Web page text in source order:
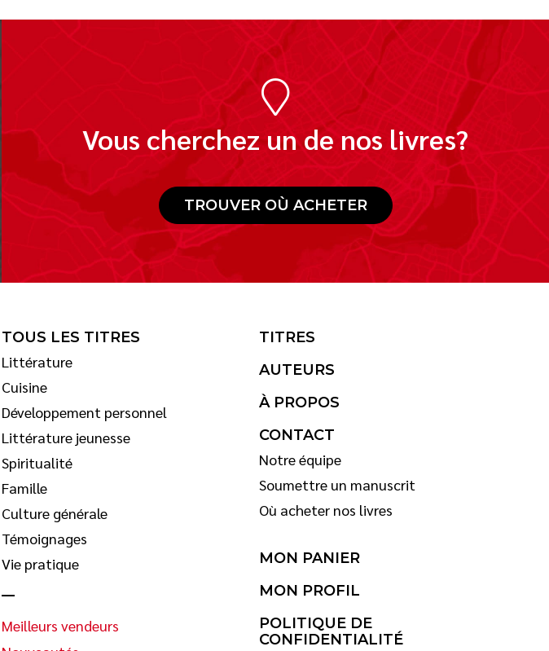
Vous cherchez un de nos livres?
TROUVER OÙ ACHETER
TOUS LES TITRES
Littérature
Cuisine
Développement personnel
Littérature jeunesse
Spiritualité
Famille
Culture générale
Témoignages
Vie pratique
Meilleurs vendeurs
TITRES
AUTEURS
À PROPOS
CONTACT
Notre équipe
Soumettre un manuscrit
Où acheter nos livres
MON PANIER
MON PROFIL
POLITIQUE DE
CONFIDENTIALITÉ